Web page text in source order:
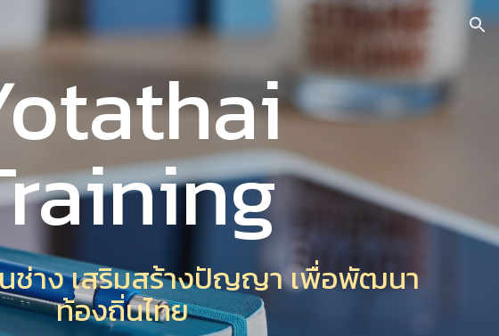
Skip to navigation
ช่าง เสริมสร้างปัญญา เพื่อพัฒนา
ท้องถิ่นไทย